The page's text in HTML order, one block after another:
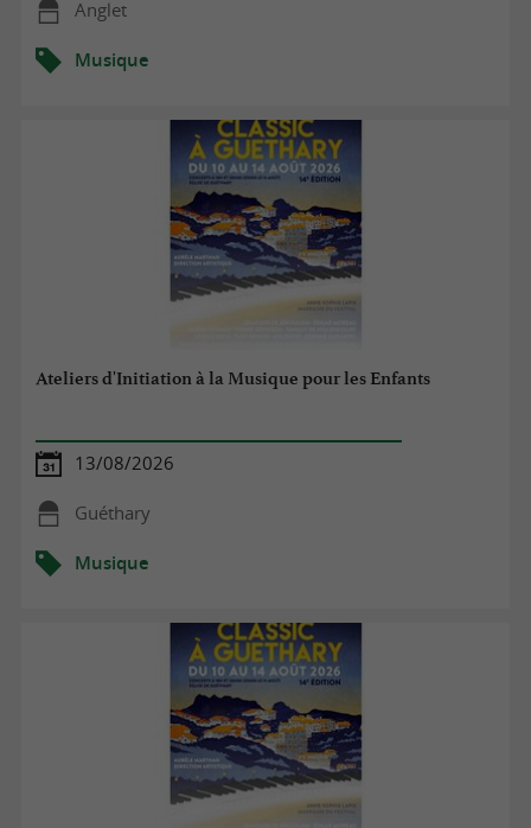
Anglet
Musique
Ateliers d'Initiation à la Musique pour les Enfants
13/08/2026
Guéthary
Musique